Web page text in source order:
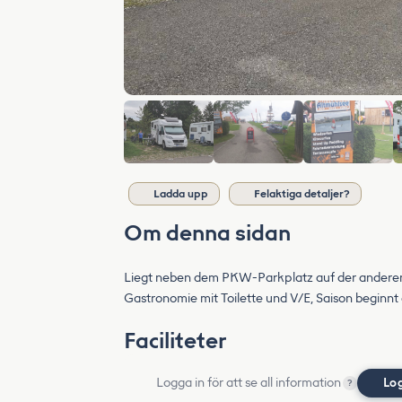
Ladda upp Felaktiga detaljer?
Om denna sidan
Liegt neben dem PKW-Parkplatz auf der
Gastronomie mit Toilette und V/E, Saison
Faciliteter
Logga in för att se all information ?